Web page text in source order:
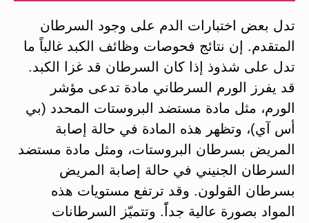
تدل بعض اختبارات الدم على وجود السرطان
المتقدم. إن نتائج فحوصات وظائف الكبد غالباً ما
تدل على شذوذ إذا كان السرطان قد غزا الكبد.
قد يفرز الورم السرطاني مادة تدعى مؤشر
الورم، مثل مادة مستضد البروستات المحدد (بي
أس آي)، وتظهر هذه المادة في حالة إصابة
المريض بسرطان البروستات، ومثل مادة مستضد
السرطان الجنيني في حالة إصابة المريض
بسرطان القولون. وقد ترتفع مستويات هذه
المواد بصورة عالية جداًً. وتتميّز السرطانات